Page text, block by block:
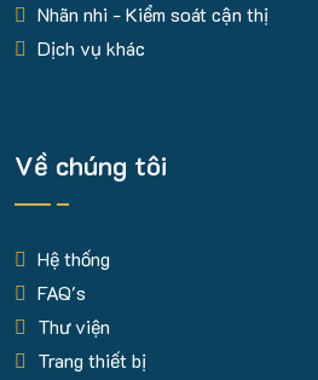
Nhãn nhi - Kiểm soát cận thị
Dịch vụ khác
Về chúng tôi
Hệ thống
FAQ's
Thư viện
Trang thiết bị